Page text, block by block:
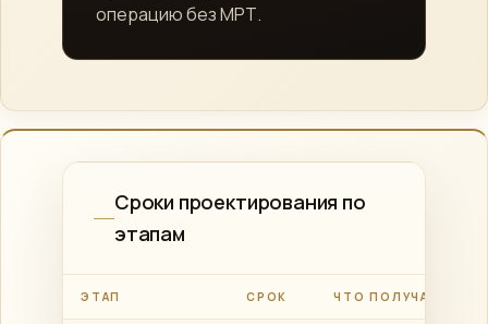
операцию без МРТ.
Сроки проектирования по
этапам
ЭТАП СРОК ЧТО ПОЛУЧАЕТЕ